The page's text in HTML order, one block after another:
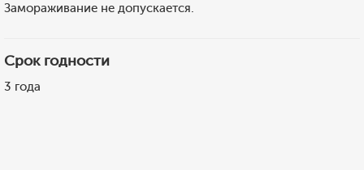
Замораживание не допускается.
Срок годности
3 года